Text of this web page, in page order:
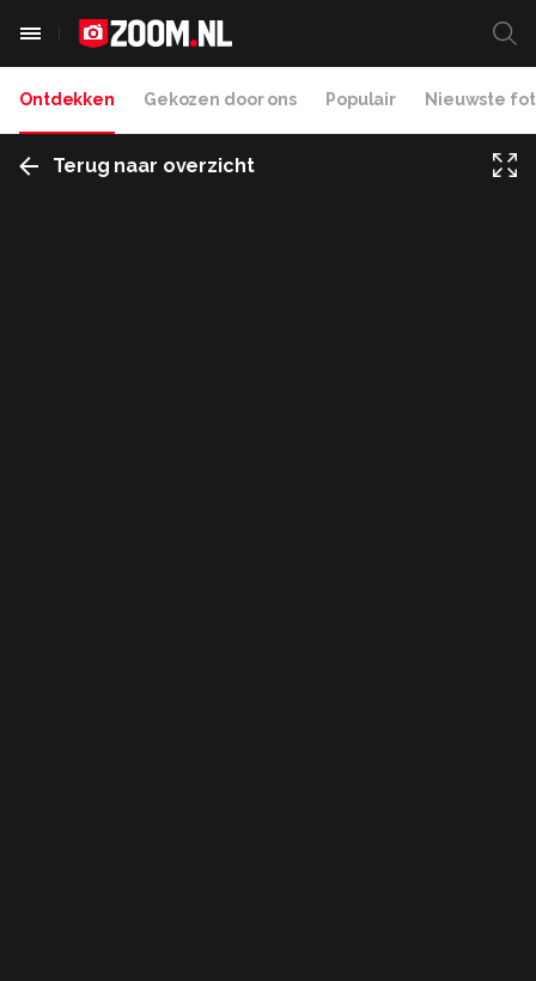
Ontdekken Gekozen door ons Populair Nieuwste
Terug naar overzicht